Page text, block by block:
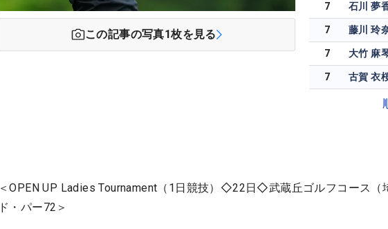
この記事の写真1枚を見る
7 石川 夢
7 藤川 玲
7 大竹 麻
7 古賀 衣
＜OPEN UP Ladies Tournament（1日競技）◇22日◇武蔵丘ゴルフコース
ド・パー72＞